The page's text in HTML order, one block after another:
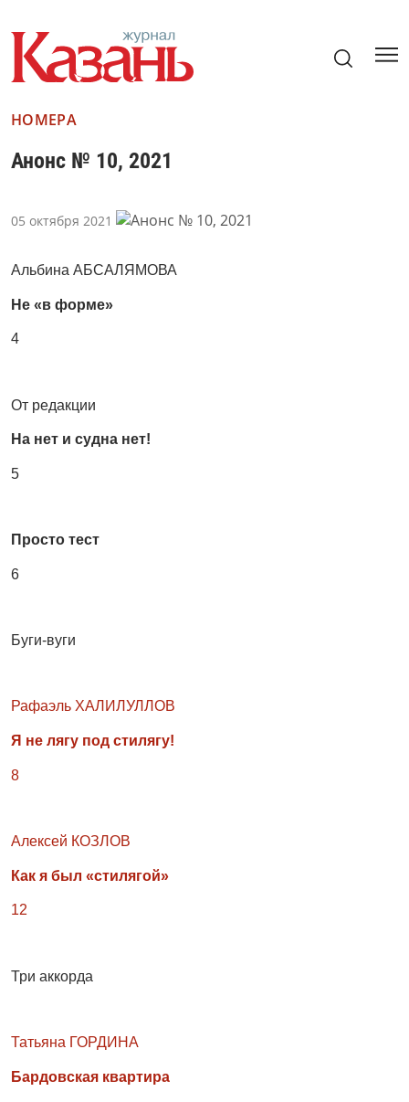
НОМЕРА
Анонс № 10, 2021
05 октября 2021
Альбина АБСАЛЯМОВА
Не «в форме»
4
От редакции
На нет и судна нет!
5
Просто тест
6
Буги-вуги
Рафаэль ХАЛИЛУЛЛОВ
Я не лягу под стилягу!
8
Алексей КОЗЛОВ
Как я был «стилягой»
12
Три аккорда
Татьяна ГОРДИНА
Бардовская квартира